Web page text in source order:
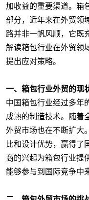
加收益的重要渠道。箱
部分，近年来在外贸领
路并非一帆风顺，它既
解读箱包行业在外贸领
提出应对策略。
一、箱包行业外贸的现
中国箱包行业经过多年
成熟的制造技术。随着
外贸市场也在不断扩大
比和设计优势，赢得了
商的兴起为箱包行业提
能够参与到国际竞争中